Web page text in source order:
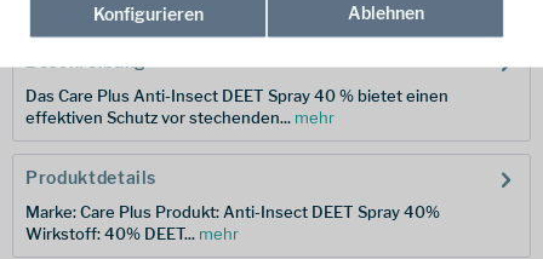
Das Care Plus Anti-Insect DEET Spray 40 % bietet einen
effektiven Schutz vor stechenden... mehr
Produktdetails
Marke: Care Plus Produkt: Anti-Insect DEET Spray 40%
Wirkstoff: 40% DEET... mehr
Konfigurieren Ablehnen